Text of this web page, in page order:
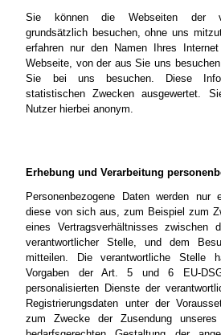
Sie können die Webseiten der
grundsätzlich besuchen, ohne uns
erfahren nur den Namen Ihres
Webseite, von der aus Sie uns
Sie bei uns besuchen. Diese
statistischen Zwecken ausgewertet.
Nutzer hierbei anonym.
Erhebung und Verarbeitung
Personenbezogene Daten werden nur
diese von sich aus, zum Beispiel zum
eines Vertragsverhältnisses zwischen
verantwortlicher Stelle, und dem
mitteilen. Die verantwortliche Stelle
Vorgaben der Art. 5 und 6 EU-
personalisierten Dienste der
Registrierungsdaten unter der
zum Zwecke der Zusendung